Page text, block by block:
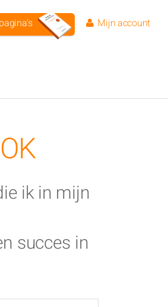
Mijn account
ik in mijn
succes in